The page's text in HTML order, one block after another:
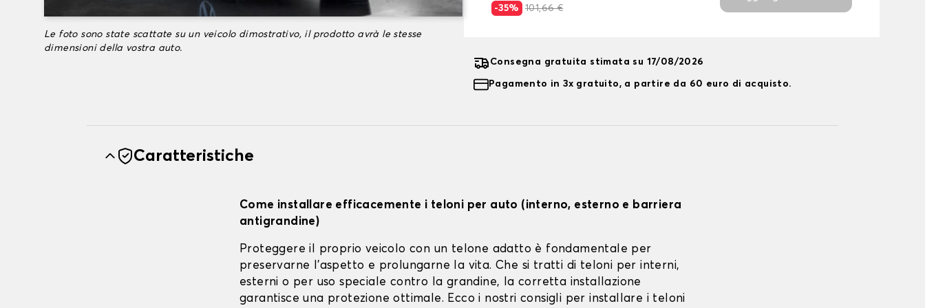
Le foto sono state scattate su un veicolo dimostrativo, il prodotto avrà le stesse
dimensioni della vostra auto.
-35% 101,66 €
Consegna gratuita stimata su 17/08/2026
Pagamento in 3x gratuito, a partire da 60 euro di acquisto.
Caratteristiche
Come installare efficacemente i teloni per auto (interno, esterno e barriera
antigrandine)
Proteggere il proprio veicolo con un telone adatto è fondamentale per
preservarne l'aspetto e prolungarne la vita. Che si tratti di teloni per interni,
esterni o per uso speciale contro la grandine, la corretta installazione
garantisce una protezione ottimale. Ecco i nostri consigli per installare i teloni